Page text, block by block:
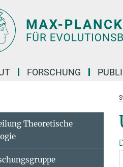
FORSCHUNG
Theoretische